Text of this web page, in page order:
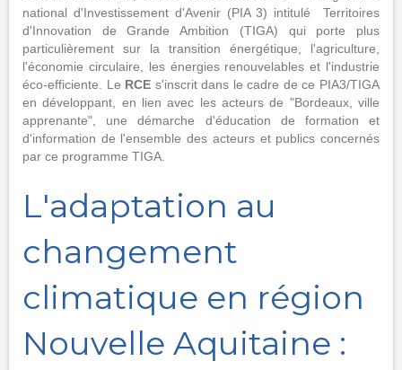
national d'Investissement d'Avenir (PIA 3) intitulé Territoires
d'Innovation de Grande Ambition (TIGA) qui porte plus
particulièrement sur la transition énergétique, l'agriculture,
l'économie circulaire, les énergies renouvelables et l'industrie
éco-efficiente. Le RCE s'inscrit dans le cadre de ce PIA3/TIGA
en développant, en lien avec les acteurs de "Bordeaux, ville
apprenante", une démarche d'éducation de formation et
d'information de l'ensemble des acteurs et publics concernés
par ce programme TIGA.
L'adaptation au
changement
climatique en région
Nouvelle Aquitaine :